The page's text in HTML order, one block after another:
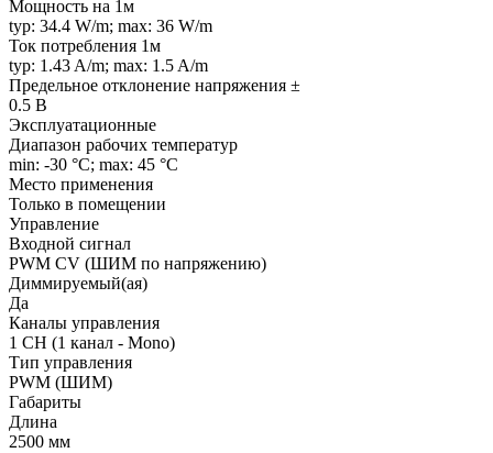
Мощность на 1м
typ: 34.4 W/m; max: 36 W/m
Ток потребления 1м
typ: 1.43 A/m; max: 1.5 A/m
Предельное отклонение напряжения ±
0.5 В
Эксплуатационные
Диапазон рабочих температур
min: -30 °C; max: 45 °C
Место применения
Только в помещении
Управление
Входной сигнал
PWM СV (ШИМ по напряжению)
Диммируемый(ая)
Да
Каналы управления
1 CH (1 канал - Mono)
Тип управления
PWM (ШИМ)
Габариты
Длина
2500 мм